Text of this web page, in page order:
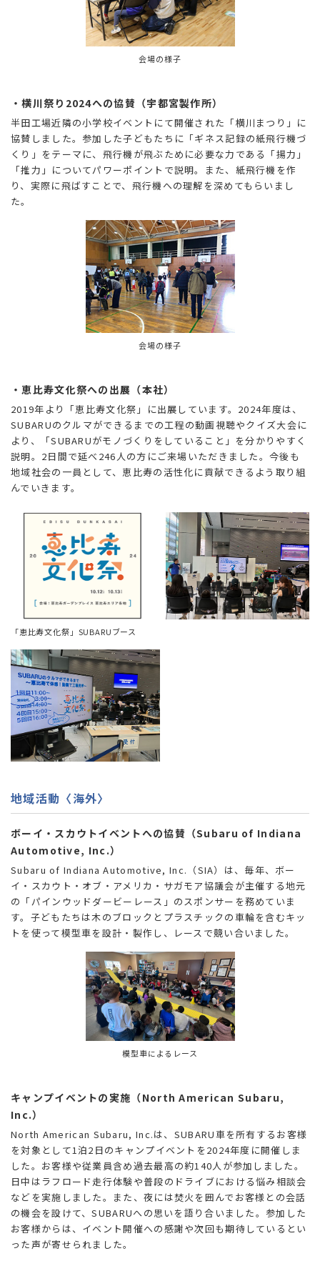
会場の様子
・横川祭り2024への協賛（宇都宮製作所）
半田工場近隣の小学校イベントにて開催された「横川まつり」に
協賛しました。参加した子どもたちに「ギネス記録の紙飛行機づ
くり」をテーマに、飛行機が飛ぶために必要な力である「揚力」
「推力」についてパワーポイントで説明。また、紙飛行機を作
り、実際に飛ばすことで、飛行機への理解を深めてもらいまし
た。
会場の様子
・恵比寿文化祭への出展（本社）
2019年より「恵比寿文化祭」に出展しています。2024年度は、
SUBARUのクルマができるまでの工程の動画視聴やクイズ大会に
より、「SUBARUがモノづくりをしていること」を分かりやすく
説明。2日間で延べ246人の方にご来場いただきました。今後も
地域社会の一員として、恵比寿の活性化に貢献できるよう取り組
んでいきます。
「恵比寿文化祭」SUBARUブース
地域活動〈海外〉
ボーイ・スカウトイベントへの協賛（Subaru of Indiana
Automotive, Inc.）
Subaru of Indiana Automotive, Inc.（SIA）は、毎年、ボー
イ・スカウト・オブ・アメリカ・サガモア協議会が主催する地元
の「パインウッドダービーレース」のスポンサーを務めていま
す。子どもたちは木のブロックとプラスチックの車輪を含むキッ
トを使って模型車を設計・製作し、レースで競い合いました。
模型車によるレース
キャンプイベントの実施（North American Subaru,
Inc.）
North American Subaru, Inc.は、SUBARU車を所有するお客様
を対象として1泊2日のキャンプイベントを2024年度に開催しま
した。お客様や従業員含め過去最高の約140人が参加しました。
日中はラフロード走行体験や普段のドライブにおける悩み相談会
などを実施しました。また、夜には焚火を囲んでお客様との会話
の機会を設けて、SUBARUへの思いを語り合いました。参加した
お客様からは、イベント開催への感謝や次回も期待しているとい
った声が寄せられました。